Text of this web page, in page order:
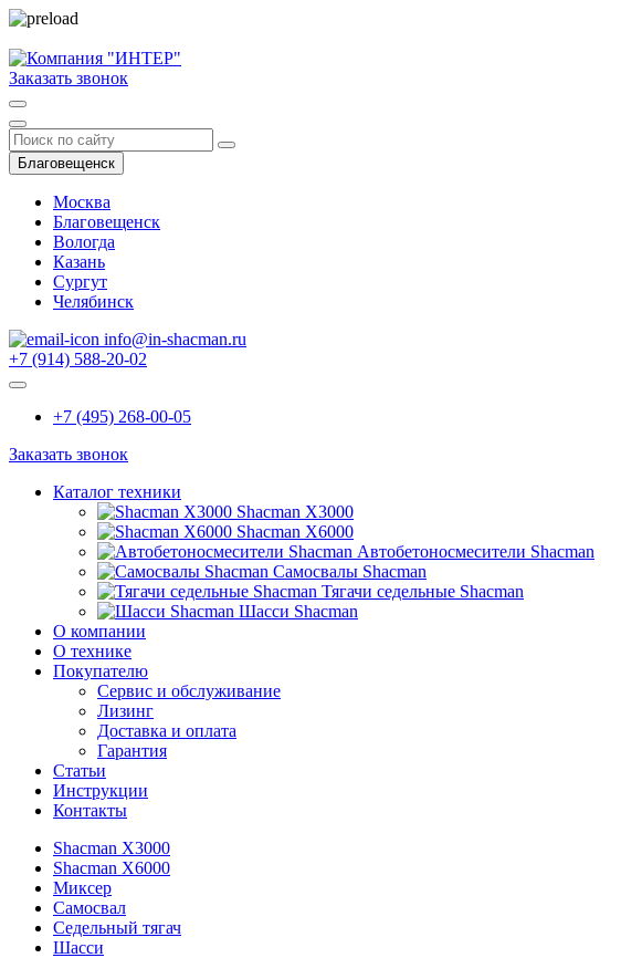
Заказать звонок
Благовещенск
Москва
Благовещенск
Вологда
Казань
Сургут
Челябинск
info@in-shacman.ru
+7 (914) 588-20-02
+7 (495) 268-00-05
Заказать звонок
Каталог техники
Shacman X3000
Shacman X6000
Автобетоносмесители Shacman
Самосвалы Shacman
Тягачи седельные Shacman
Шасси Shacman
О компании
О технике
Покупателю
Сервис и обслуживание
Лизинг
Доставка и оплата
Гарантия
Статьи
Инструкции
Контакты
Shacman X3000
Shacman X6000
Миксер
Самосвал
Седельный тягач
Шасси